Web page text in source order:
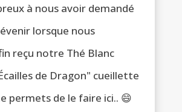
à nous avoir demandé
lorsque nous
reçu notre Thé Blanc
de Dragon" cueillette
permets de le faire ici.. 😄